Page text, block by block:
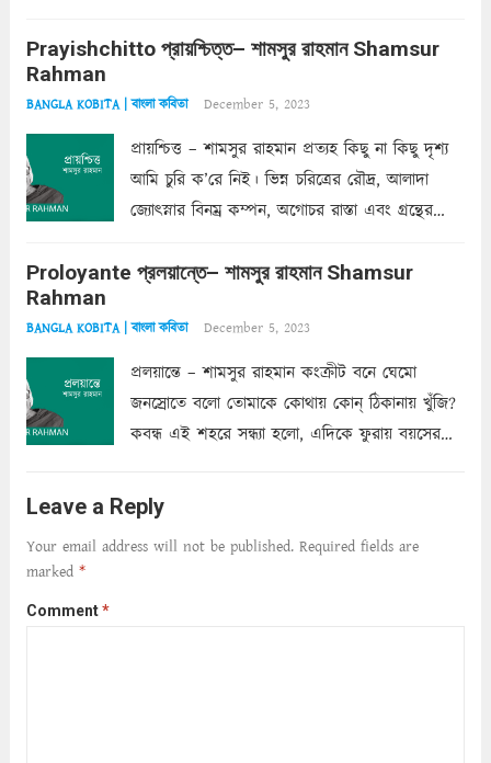
তার সুষমায় পার্থক্য অনেক। তোমাকে সুন্দরী বলা চলে,
Prayishchitto প্রায়শ্চিত্ত– শামসুর রাহমান Shamsur
Rahman
BANGLA KOBITA | বাংলা কবিতা December 5, 2023
প্রায়শ্চিত্ত – শামসুর রাহমান প্রত্যহ কিছু না কিছু দৃশ্য
আমি চুরি ক’রে নিই। ভিন্ন চরিত্রের রৌদ্র, আলাদা
জ্যোৎস্নার বিনম্র কম্পন, অগোচর রাস্তা এবং গ্রন্থের
ছায়াচ্ছন্ন মোহন মিথুন মূর্তি, লোপামুদ্রা ভীষণ বিব্রত
Proloyante প্রলয়ান্তে– শামসুর রাহমান Shamsur
Rahman
BANGLA KOBITA | বাংলা কবিতা December 5, 2023
প্রলয়ান্তে – শামসুর রাহমান কংক্রীট বনে ঘেমো
জনস্রোতে বলো তোমাকে কোথায় কোন্‌ ঠিকানায় খুঁজি?
কবন্ধ এই শহরে সন্ধ্যা হলো, এদিকে ফুরায় বয়সের
আমার শরীরে সখ্য গড়ে, তোমার গহন ঊর্মিল যৌবন
আনে আশ্বন...
Leave a Reply
Your email address will not be published. Required fields are
marked *
Comment*